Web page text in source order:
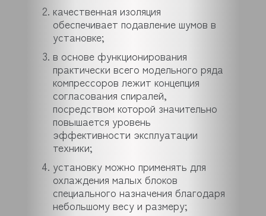
качественная изоляция
обеспечивает подавление шумов в
установке;
в основе функционирования
практически всего модельного ряда
компрессоров лежит концепция
согласования спиралей,
посредством которой значительно
повышается уровень
эффективности эксплуатации
техники;
установку можно применять для
охлаждения малых блоков
специального назначения благодаря
небольшому весу и размеру;